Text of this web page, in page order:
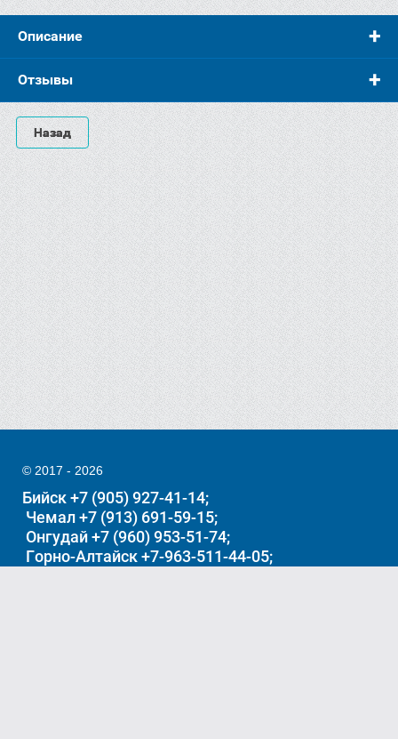
Описание
Отзывы
Назад
© 2017 - 2026
Бийск +7 (905) 927-41-14
Чемал +7 (913) 691-59-15
Онгудай +7 (960) 953-51-74
Горно-Алтайск +7-963-511-44-05